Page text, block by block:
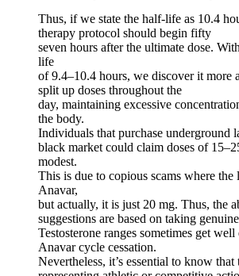
Thus, if we state the half-life as 10.4
therapy protocol should begin fifty
seven hours after the ultimate dose.
life
of 9.4–10.4 hours, we discover it more
split up doses throughout the
day, maintaining excessive
the body.
Individuals that purchase underground
black market could claim doses of
modest.
This is due to copious scams where the
Anavar,
but actually, it is just 20 mg. Thus, the
suggestions are based on taking
Testosterone ranges sometimes get
Anavar cycle cessation.
Nevertheless, it’s essential to know